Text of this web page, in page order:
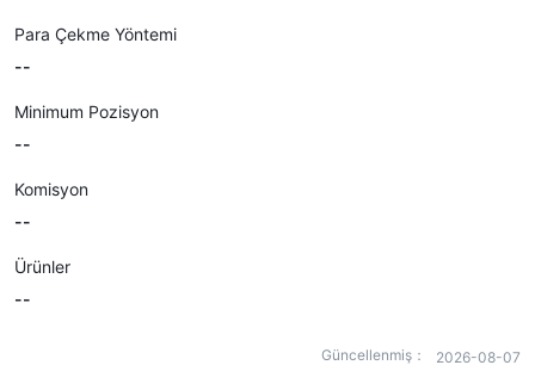
Para Çekme Yöntemi
--
Minimum Pozisyon
--
Komisyon
--
Ürünler
--
Güncellenmiş： 2026-08-07